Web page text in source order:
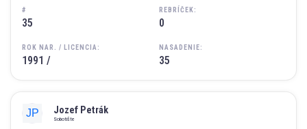
#
35
ROK NAR. / LICENCIA:
1991 /
REBRÍČEK:
0
NASADENIE:
35
Jozef Petrák
Sobotište